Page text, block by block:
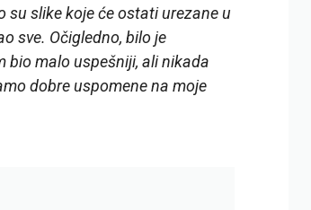
su slike koje će ostati urezane u
sve. Očigledno, bilo je
bio malo uspešniji, ali nikada
dobre uspomene na moje